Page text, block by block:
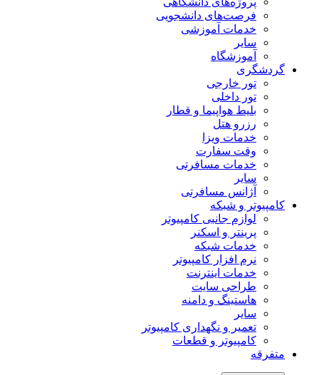
فرصت‌های دانشجویی
خدمات آموزشی
سایر
آموزشگاه
گردشگری
تور خارجی
تور داخلی
بلیط هواپیما و قطار
رزرو هتل
خدمات ویزا
وقت سفارت
خدمات مسافرتی
سایر
آژانس مسافرتی
کامپیوتر و شبکه
لوازم جانبی کامپیوتر
پرینتر و اسکنر
خدمات شبکه
نرم افزار کامپیوتر
خدمات اینترنت
طراحی سایت
هاستینگ و دامنه
سایر
تعمیر و نگهداری کامپیوتر
کامپیوتر و قطعات
متفرقه